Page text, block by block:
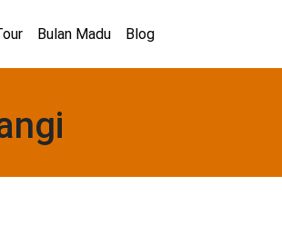
Bulan Madu Blog